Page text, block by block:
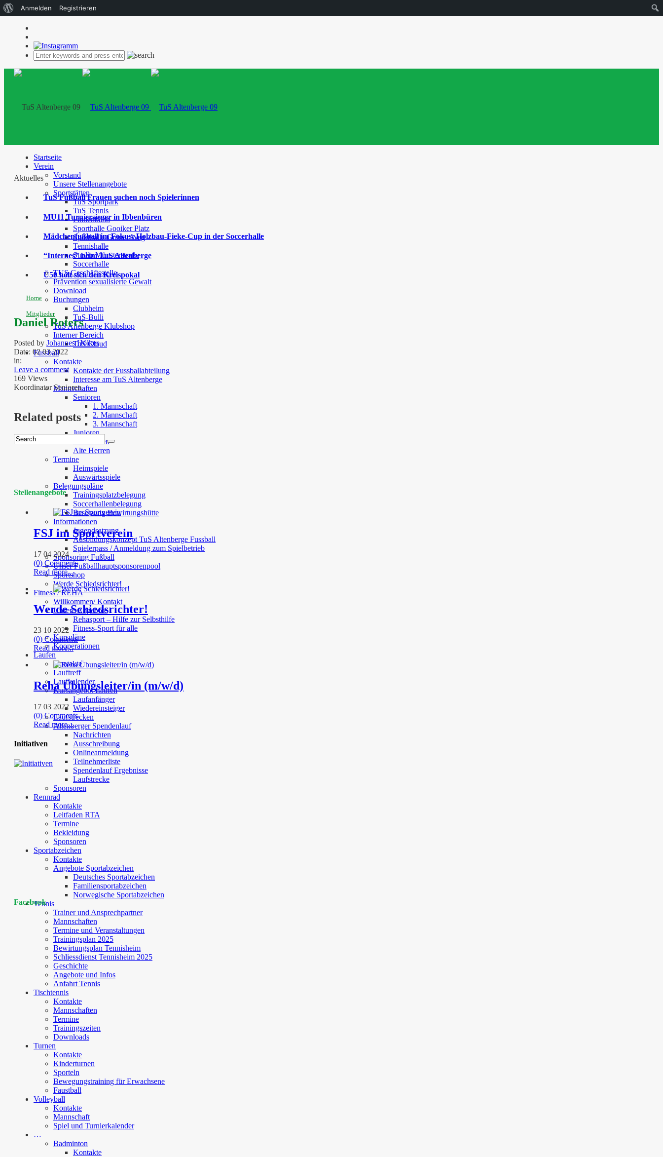
Startseite
Verein
Vorstand
Unsere Stellenangebote
Sportstätten
TuS Sportpark
TuS Tennis
Finnenbahn
Sporthalle Gooiker Platz
Sporthalle Grüner Weg
Tennishalle
Studio Münsterstraße
Soccerhalle
TUS Geschäftsstelle
Prävention sexualisierte Gewalt
Download
Buchungen
Clubheim
TuS-Bulli
TuS Altenberge Klubshop
Interner Bereich
TuS Cloud
Fussball
Kontakte
Kontakte der Fussballabteilung
Interesse am TuS Altenberge
Mannschaften
Senioren
1. Mannschaft
2. Mannschaft
3. Mannschaft
Junioren
Juniorinnen
Alte Herren
Termine
Heimspiele
Auswärtsspiele
Belegungspläne
Trainingsplatzbelegung
Soccerhallenbelegung
Besetzung Bewirtungshütte
Informationen
Jugendsatzung
Ausbildungskonzept TuS Altenberge Fussball
Spielerpass / Anmeldung zum Spielbetrieb
Sponsoring Fußball
Unser Fußballhauptsponsorenpool
Sportshop
Werde Schiedsrichter!
Fitness / REHA
Willkommen/ Kontakt
Unsere Angebote
Rehasport – Hilfe zur Selbsthilfe
Fitness-Sport für alle
Kurspläne
Kooperationen
Laufen
Kontakte
Lauftreff
Laufkalender
Kursangebot Laufen
Laufanfänger
Wiedereinsteiger
Laufstrecken
Altenberger Spendenlauf
Nachrichten
Ausschreibung
Onlineanmeldung
Teilnehmerliste
Spendenlauf Ergebnisse
Laufstrecke
Sponsoren
Rennrad
Kontakte
Leitfaden RTA
Termine
Bekleidung
Sponsoren
Sportabzeichen
Kontakte
Angebote Sportabzeichen
Deutsches Sportabzeichen
Familiensportabzeichen
Norwegische Sportabzeichen
Tennis
Trainer und Ansprechpartner
Mannschaften
Termine und Veranstaltungen
Trainingsplan 2025
Bewirtungsplan Tennisheim
Schliessdienst Tennisheim 2025
Geschichte
Angebote und Infos
Anfahrt Tennis
Tischtennis
Kontakte
Mannschaften
Termine
Trainingszeiten
Downloads
Turnen
Kontakte
Kinderturnen
Sporteln
Bewegungstraining für Erwachsene
Faustball
Volleyball
Kontakte
Mannschaft
Spiel und Turnierkalender
…
Badminton
Kontakte
Aktuelles
TuS Fußball Frauen suchen noch Spielerinnen
MU11 Turniersieger in Ibbenbüren
Mädchenfußball im Fokus: Holzbau-Fieke-Cup in der Soccerhalle
“Internes” beim TuS Altenberge
Ü50 holt sich den Kreispokal
Home
Mitglieder
Daniel Roters
Posted by Johannes Hölker
Date: 02 03 2022
in:
Leave a comment
169 Views
Koordinator Senioren
Related posts
Stellenangebote
FSJ im Sportverein
17 04 2024
(0) Comments
Read more...
Werde Schiedsrichter!
23 10 2022
(0) Comments
Read more...
Reha Übungsleiter/in (m/w/d)
17 03 2022
(0) Comments
Read more...
Initiativen
Facebook
Über
Anmelden Registrieren